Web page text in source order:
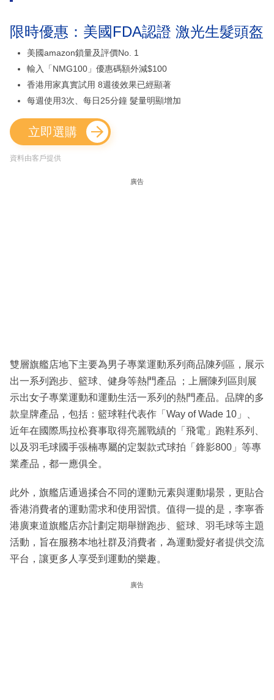
限時優惠：美國FDA認證 激光生髮頭盔
美國amazon鎖量及評價No. 1
輸入「NMG100」優惠碼額外減$100
香港用家真實試用 8週後效果已經顯著
每週使用3次、每日25分鐘 髮量明顯增加
立即選購
資料由客戶提供
廣告
雙層旗艦店地下主要為男子專業運動系列商品陳列區，展示
出一系列跑步、籃球、健身等熱門產品 ；上層陳列區則展
示出女子專業運動和運動生活一系列的熱門產品。品牌的多
款皇牌產品，包括：籃球鞋代表作「Way of Wade 10」、
近年在國際馬拉松賽事取得亮麗戰績的「飛電」跑鞋系列、
以及羽毛球國手張楠專屬的定製款式球拍「鋒影800」等專
業產品，都一應俱全。
此外，旗艦店通過揉合不同的運動元素與運動場景，更貼合
香港消費者的運動需求和使用習慣。值得一提的是，李寧香
港廣東道旗艦店亦計劃定期舉辦跑步、籃球、羽毛球等主題
活動，旨在服務本地社群及消費者，為運動愛好者提供交流
平台，讓更多人享受到運動的樂趣。
廣告